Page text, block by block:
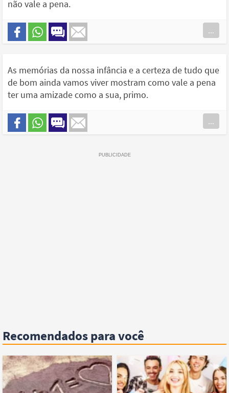
não vale a pena.
...
As memórias da nossa infância e a certeza de tudo que
de bom ainda vamos viver mostram como vale a pena
ter uma amizade como a sua, primo.
...
Recomendados para você